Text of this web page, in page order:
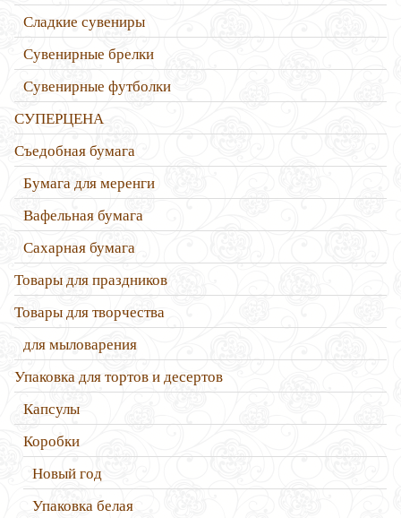
Сладкие сувениры
Сувенирные брелки
Сувенирные футболки
СУПЕРЦЕНА
Съедобная бумага
Бумага для меренги
Вафельная бумага
Сахарная бумага
Товары для праздников
Товары для творчества
для мыловарения
Упаковка для тортов и десертов
Капсулы
Коробки
Новый год
Упаковка белая